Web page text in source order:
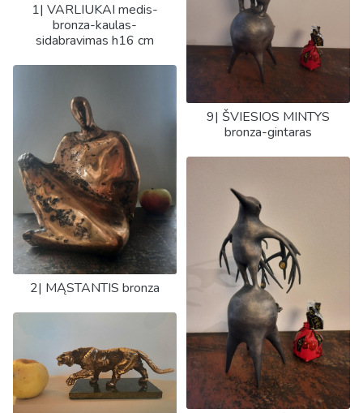
1| VARLIUKAI medis-
bronza-kaulas-
sidabravimas h16 cm
2| MĄSTANTIS bronza
9| ŠVIESIOS MINTYS
bronza-gintaras